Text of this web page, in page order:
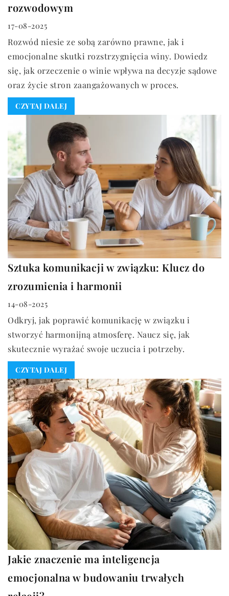
rozwodowym
17-08-2025
Rozwód niesie ze sobą zarówno prawne, jak i
emocjonalne skutki rozstrzygnięcia winy. Dowiedz
się, jak orzeczenie o winie wpływa na decyzje sądowe
oraz życie stron zaangażowanych w proces.
CZYTAJ DALEJ
Sztuka komunikacji w związku: Klucz do
zrozumienia i harmonii
14-08-2025
Odkryj, jak poprawić komunikację w związku i
stworzyć harmonijną atmosferę. Naucz się, jak
skutecznie wyrażać swoje uczucia i potrzeby.
CZYTAJ DALEJ
Jakie znaczenie ma inteligencja
emocjonalna w budowaniu trwałych